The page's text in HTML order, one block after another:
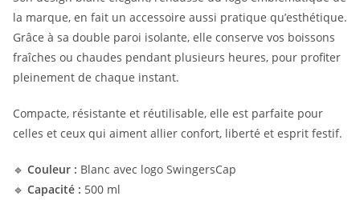
la marque, en fait un accessoire aussi pratique qu’esthétique.
Grâce à sa double paroi isolante, elle conserve vos boissons
fraîches ou chaudes pendant plusieurs heures, pour profiter
pleinement de chaque instant.
Compacte, résistante et réutilisable, elle est parfaite pour
celles et ceux qui aiment allier confort, liberté et esprit festif.
🔹 Couleur : Blanc avec logo SwingersCap
🔹 Capacité : 500 ml